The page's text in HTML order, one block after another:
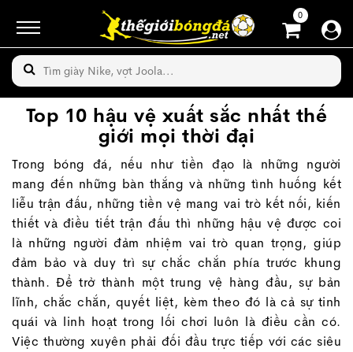
0
Top 10 hậu vệ xuất sắc nhất thế
giới mọi thời đại
Trong bóng đá, nếu như tiền đạo là những người
mang đến những bàn thắng và những tình huống kết
liễu trận đấu, những tiền vệ mang vai trò kết nối, kiến
thiết và điều tiết trận đấu thì những hậu vệ được coi
là những người đảm nhiệm vai trò quan trọng, giúp
đảm bảo và duy trì sự chắc chắn phía trước khung
thành. Để trở thành một trung vệ hàng đầu, sự bản
lĩnh, chắc chắn, quyết liệt, kèm theo đó là cả sự tinh
quái và linh hoạt trong lối chơi luôn là điều cần có.
Việc thường xuyên phải đối đầu trực tiếp với các siêu